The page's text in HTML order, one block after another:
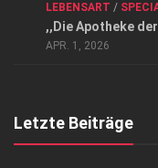
Top Magazin
LEBENSART /
,,Die Apotheke
APR. 1, 2026
Letzte Beiträge